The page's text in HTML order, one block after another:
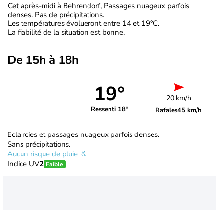
Cet après-midi à Behrendorf, Passages nuageux parfois
denses. Pas de précipitations.
Les températures évolueront entre 14 et 19°C.
La fiabilité de la situation est bonne.
De 15h à 18h
19°
Ressenti 18°
20 km/h
Rafales45 km/h
Eclaircies et passages nuageux parfois denses.
Sans précipitations.
Aucun risque de pluie
Indice UV2 Faible